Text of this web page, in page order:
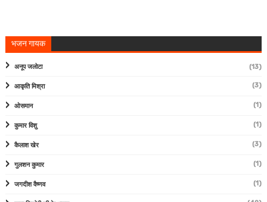
भजन गायक
अनूप जलोटा (13)
आकृति मिश्रा (3)
ओसमान (1)
कुमार विशु (1)
कैलाश खेर (3)
गुलशन कुमार (1)
जगदीश वैष्णव (1)